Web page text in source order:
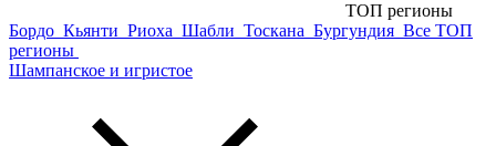
ТОП регионы
Бордо Кьянти Риоха Шабли Тоскана Бургундия Все ТОП
регионы
Шампанское и игристое